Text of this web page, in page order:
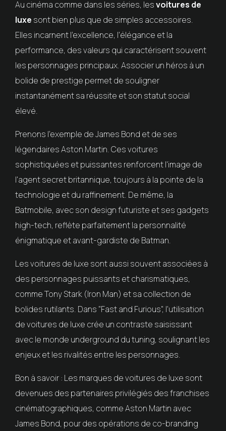
Au cinéma comme dans les séries, lesvoitures de
luxe sont bien plus que de simples accessoires.
Elles incarnent l'excellence, l'élégance et la
performance, des valeurs qui caractérisent souvent
les personnages principaux. Associer un héros à un
bolide de prestige permet de souligner
instantanément sa réussite et son statut social
élevé.
Prenons l'exemple de James Bond et de ses
légendaires Aston Martin. Ces voitures
sophistiquées et puissantes renforcent l'image de
l'agent secret britannique, toujours à la pointe de la
technologie et du raffinement. De même, la
Batmobile, avec son design futuriste et ses gadgets
high-tech, reflète parfaitement la personnalité
énigmatique et avant-gardiste de Batman.
Les voitures de luxe sont aussi souvent associées à
des personnages puissants et charismatiques,
comme Tony Stark (Iron Man) et sa collection de
bolides rutilants. Dans "Fast and Furious", l'utilisation
de voitures de luxe crée un contraste saisissant
avec le monde underground du tuning, soulignant les
enjeux et les rivalités entre les personnages.
Bon à savoir : Les marques de voitures de luxe sont
devenues des partenaires privilégiés des franchises
cinématographiques, comme Aston Martin avec
James Bond, pour des opérations de co-branding